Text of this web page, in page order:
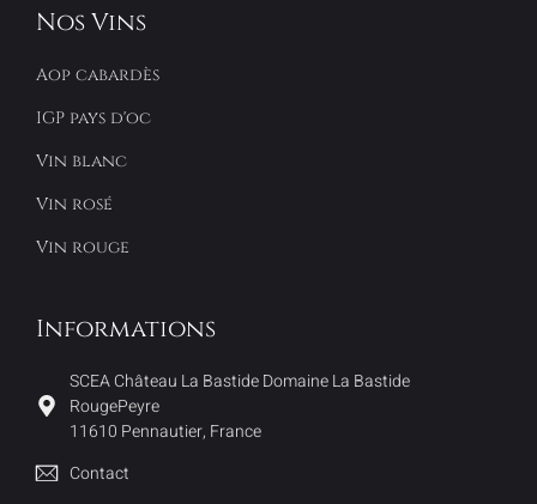
Nos Vins
Aop cabardès
IGP pays d'oc
Vin blanc
Vin rosé
Vin rouge
Informations
SCEA Château La Bastide Domaine La Bastide
RougePeyre
11610 Pennautier, France
Contact